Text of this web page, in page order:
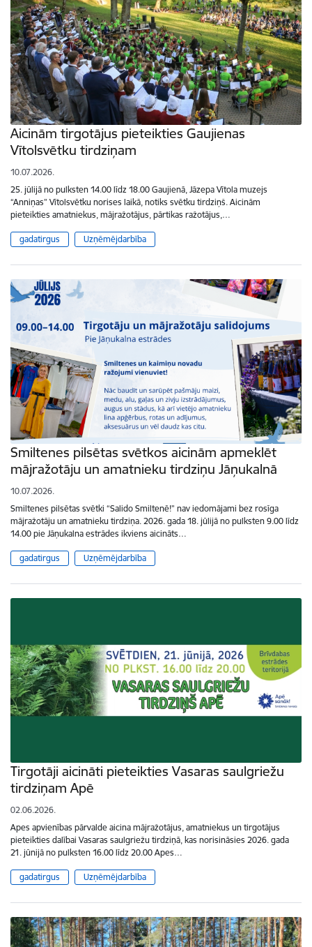
Aicinām tirgotājus pieteikties Gaujienas
Vītolsvētku tirdziņam
10.07.2026.
25. jūlijā no pulksten 14.00 līdz 18.00 Gaujienā, Jāzepa Vītola muzejs
“Anniņas” Vītolsvētku norises laikā, notiks svētku tirdziņš. Aicinām
pieteikties amatniekus, mājražotājus, pārtikas ražotājus,…
gadatirgus Uzņēmējdarbība
Smiltenes pilsētas svētkos aicinām apmeklēt
mājražotāju un amatnieku tirdziņu Jāņukalnā
10.07.2026.
Smiltenes pilsētas svētki “Salido Smiltenē!” nav iedomājami bez rosīga
mājražotāju un amatnieku tirdziņa. 2026. gada 18. jūlijā no pulksten 9.00 līdz
14.00 pie Jāņukalna estrādes ikviens aicināts…
gadatirgus Uzņēmējdarbība
Tirgotāji aicināti pieteikties Vasaras saulgriežu
tirdziņam Apē
02.06.2026.
Apes apvienības pārvalde aicina mājražotājus, amatniekus un tirgotājus
pieteikties dalībai Vasaras saulgriežu tirdziņā, kas norisināsies 2026. gada
21. jūnijā no pulksten 16.00 līdz 20.00 Apes…
gadatirgus Uzņēmējdarbība